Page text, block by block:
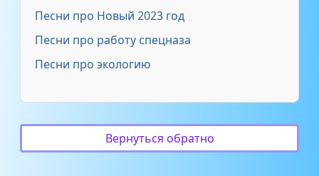
Детские песни о весне - К нам
пришла весна
окном поет весна
3:50
Песни про Новый 2023 год
Песни про работу спецназа
Песни про экологию
Вернуться обратно